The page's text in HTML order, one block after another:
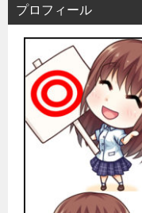
プロフィール